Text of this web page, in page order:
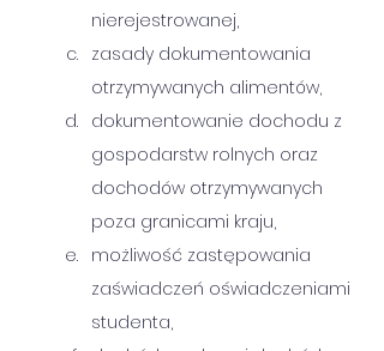
nierejestrowanej,
zasady dokumentowania
otrzymywanych alimentów,
dokumentowanie dochodu z
gospodarstw rolnych oraz
dochodów otrzymywanych
poza granicami kraju,
możliwość zastępowania
zaświadczeń oświadczeniami
studenta,